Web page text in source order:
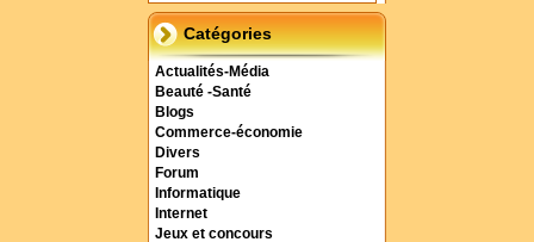
Catégories
Actualités-Média
Beauté -Santé
Blogs
Commerce-économie
Divers
Forum
Informatique
Internet
Jeux et concours